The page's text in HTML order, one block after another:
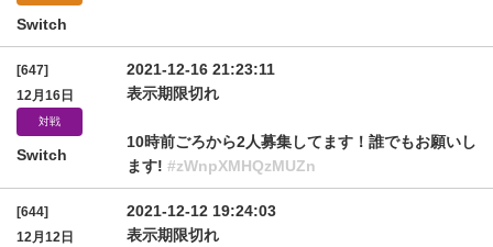
Switch
[647]
12月16日
対戦
Switch
2021-12-16 21:23:11
表示期限切れ
10時前ごろから2人募集してます！誰でもお願いし
ます! #zWnpXMHQzMUZn
[644]
12月12日
2021-12-12 19:24:03
表示期限切れ